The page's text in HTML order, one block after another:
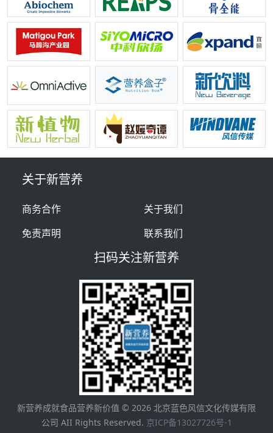
关于新营养
商务合作
关于我们
免责声明
联系我们
扫码关注新营养
新营养成就食品营养新价值 © 2026 北京蓝色风信文化传媒有限
公司 AII Rights Reserved. 京ICP备13027726号-1